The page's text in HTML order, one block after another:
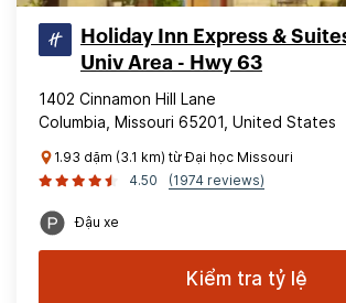
Holiday Inn Express &
Univ Area - Hwy 63
1402 Cinnamon Hill Lane
Columbia, Missouri 65201, United States
1.93 dặm (3.1 km) từ Đại học Missouri
4.50
(1974 reviews)
Đậu xe
Kiểm tra tỷ lệ